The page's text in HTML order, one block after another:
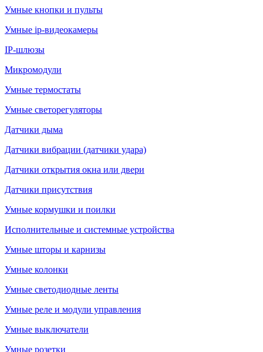
Умные кнопки и пульты
Умные ip-видеокамеры
IP-шлюзы
Микромодули
Умные термостаты
Умные светорегуляторы
Датчики дыма
Датчики вибрации (датчики удара)
Датчики открытия окна или двери
Датчики присутствия
Умные кормушки и поилки
Исполнительные и системные устройства
Умные шторы и карнизы
Умные колонки
Умные светодиодные ленты
Умные реле и модули управления
Умные выключатели
Умные розетки